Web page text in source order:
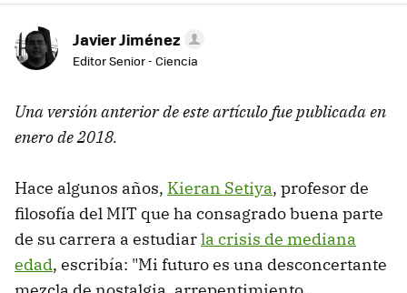
Javier Jiménez
Editor Senior - Ciencia
Una versión anterior de este artículo fue publicada en
enero de 2018.
Hace algunos años, Kieran Setiya, profesor de
filosofía del MIT que ha consagrado buena parte
de su carrera a estudiarla crisis de mediana
edad, escribía: "Mi futuro es una desconcertante